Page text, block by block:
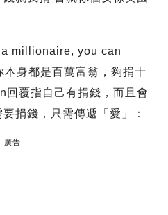
millionaire, you can
身都是百萬富翁，夠捐十
回覆指自己有捐錢，而且會
捐錢，只需傳遞「愛」：
廣告